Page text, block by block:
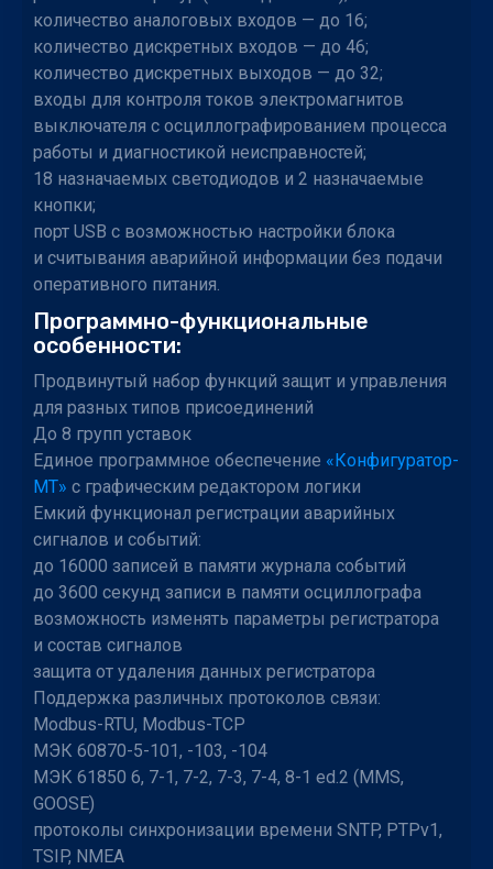
количество аналоговых входов — до 16;
количество дискретных входов — до 46;
количество дискретных выходов — до 32;
входы для контроля токов электромагнитов
выключателя с осциллографированием процесса
работы и диагностикой неисправностей;
18 назначаемых светодиодов и 2 назначаемые
кнопки;
порт USB с возможностью настройки блока
и считывания аварийной информации без подачи
оперативного питания.
Программно-функциональные
особенности:
Продвинутый набор функций защит и управления
для разных типов присоединений
До 8 групп уставок
Единое программное обеспечение «Конфигуратор-
МТ» с графическим редактором логики
Емкий функционал регистрации аварийных
сигналов и событий:
до 16000 записей в памяти журнала событий
до 3600 секунд записи в памяти осциллографа
возможность изменять параметры регистратора
и состав сигналов
защита от удаления данных регистратора
Поддержка различных протоколов связи:
Modbus-RTU, Modbus-TCP
МЭК 60870-5-101, -103, -104
МЭК 61850 6, 7-1, 7-2, 7-3, 7-4, 8-1 ed.2 (MMS,
GOOSE)
протоколы синхронизации времени SNTP, PTPv1,
TSIP, NMEA